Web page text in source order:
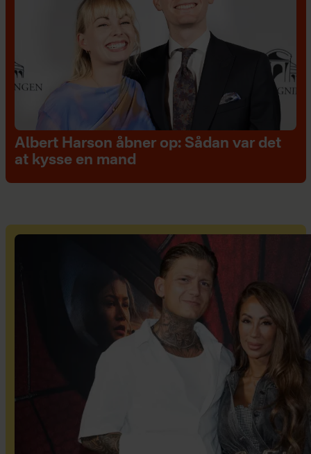
Albert Harson åbner op: Sådan var det
at kysse en mand